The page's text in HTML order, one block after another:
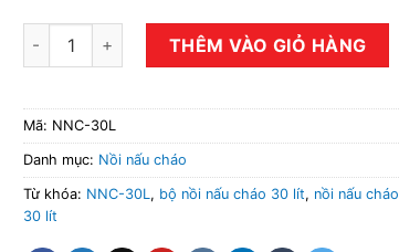
Bộ nồi nấu cháo 30 lít số lượngTHÊM VÀO GIỎ HÀNG
Mã: NNC-30L
Danh mục: Nồi nấu cháo
Từ khóa: NNC-30L , bộ nồi nấu cháo 30 lít, nồi nấu cháo
30 lít